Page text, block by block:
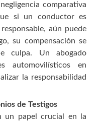
comparativa
si un conductor es
aún puede
su compensación se
culpa. Un abogado
automovilísticos en
la responsabilidad
de Testigos
un papel crucial en la